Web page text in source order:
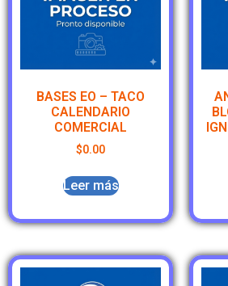
BASES EO – TACO
CALENDARIO
COMERCIAL
$0.00
Leer más